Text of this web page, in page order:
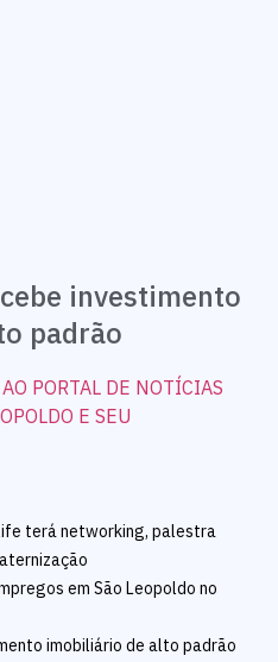
investimento
padrão
terá networking, palestra
em São Leopoldo no
imobiliário de alto padrão